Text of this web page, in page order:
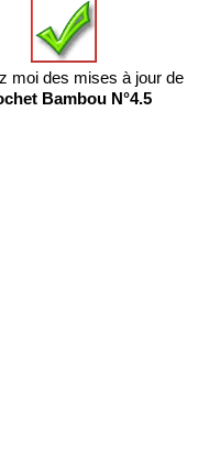
moi des mises à jour de
Bambou N°4.5